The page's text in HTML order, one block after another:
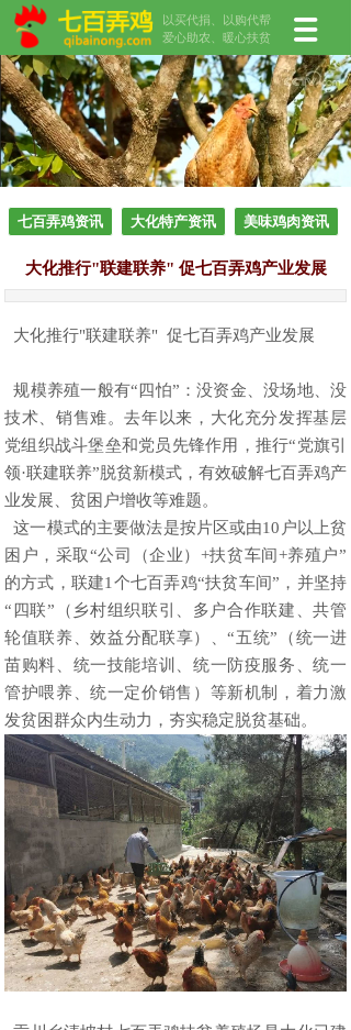
以买代捐、以购代帮
爱心助农、暖心扶贫
七百弄鸡资讯 大化特产资讯 美味鸡肉资讯
大化推行"联建联养" 促七百弄鸡产业发展
大化推行"联建联养" 促七百弄鸡产业发展
规模养殖一般有“四怕”：没资金、没场地、没
技术、销售难。去年以来，大化充分发挥基层
党组织战斗堡垒和党员先锋作用，推行“党旗引
领·联建联养”脱贫新模式，有效破解七百弄鸡产
业发展、贫困户增收等难题。
这一模式的主要做法是按片区或由10户以上贫
困户，采取“公司（企业）+扶贫车间+养殖户”
的方式，联建1个七百弄鸡“扶贫车间”，并坚持
“四联”（乡村组织联引、多户合作联建、共管
轮值联养、效益分配联享）、“五统”（统一进
苗购料、统一技能培训、统一防疫服务、统一
管护喂养、统一定价销售）等新机制，着力激
发贫困群众内生动力，夯实稳定脱贫基础。